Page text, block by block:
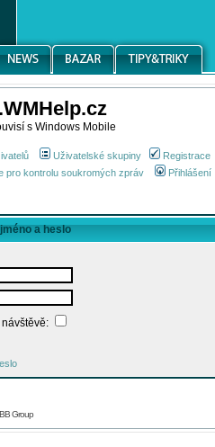
s Windows Mobile
Uživatelské skupiny
Registrace
pro kontrolu soukromých zpráv Přihlášení
a heslo
Group